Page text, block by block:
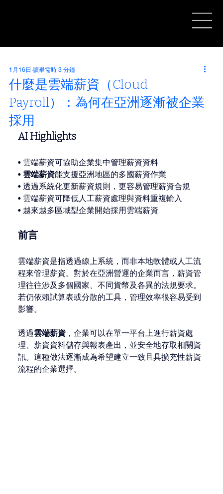
什麼是雲端薪資（Cloud
Payroll）：為何在亞洲逐漸被企業
採用
1月16日 讀畢需時 3 分鐘
AI Highlights
• 雲端薪資可協助企業集中管理薪資資料
• 雲端薪資能支援亞洲地區的多國薪資作業
• 透過系統化更新薪資規則，更容易管理薪資合規
• 雲端薪資可降低人工薪資處理與資料重複輸入
• 越來越多區域型企業開始採用雲端薪資
前言
雲端薪資是指透過線上系統，而非本地軟體或人工流
程來管理薪資。對於在亞洲營運的企業而言，薪資管
理往往涉及多個國家、不同貨幣及各異的法規要求。
若仍依賴試算表或分散的工具，管理效率很容易受到
影響。
透過雲端薪資，企業可以在單一平台上進行薪資處
理、薪資資料儲存與報表產出，並安全地存取相關資
訊。這種做法逐漸成為希望建立一致且具擴充性薪資
流程的企業選擇。